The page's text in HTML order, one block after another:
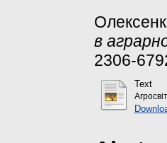
в
2306-
Text